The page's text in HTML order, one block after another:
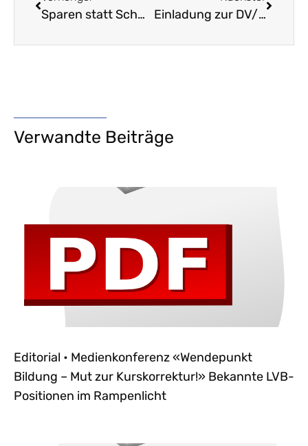
Sparen statt Schwimmen an den Sekundarschulen Einladung zur DV/MV vom 16. März 2016
Verwandte Beiträge
Editorial • Medienkonferenz «Wendepunkt
Bildung – Mut zur Kurskorrektur!» Bekannte LVB-
Positionen im Rampenlicht